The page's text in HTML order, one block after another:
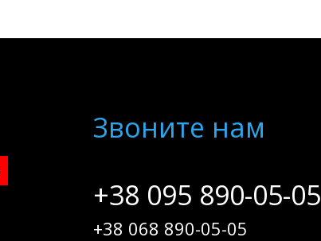
Звоните нам
+38 095 890-05-05
+38 068 890-05-05